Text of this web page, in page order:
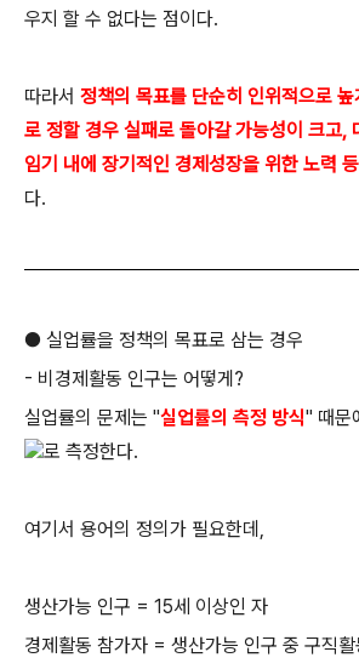
우지 할 수 없다는 점이다.
따라서 정책의 목표를 단순히 인위적으로
로 정할 경우 실패로 돌아갈 가능성이 크고,
임기 내에 장기적인 경제성장을 위한 노력
다.
● 실업률을 정책의 목표로 삼는 경우
- 비경제활동 인구는 어떻게?
실업률의 문제는 "실업률의 측정 방식" 때문
로 측정한다.
여기서 용어의 정의가 필요한데,
생산가능 인구 = 15세 이상인 자
경제활동 참가자 = 생산가능 인구 중 구직